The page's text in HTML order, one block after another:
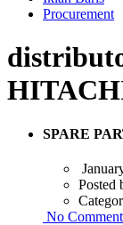
Procurement
SPARE
Posted
No